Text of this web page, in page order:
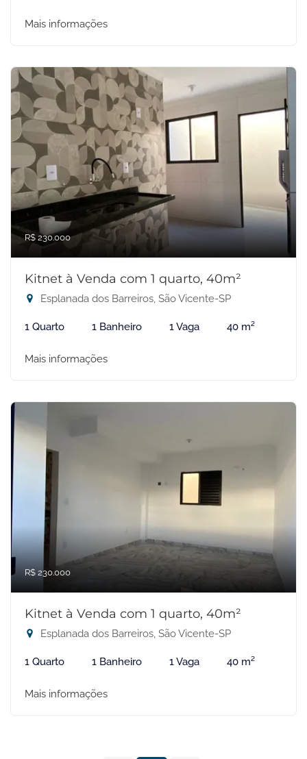
Mais informações
R$ 230.000
Kitnet à Venda com 1 quarto, 40m²
Esplanada dos Barreiros, São Vicente-SP
1 Quarto 1 Banheiro 1 Vaga 40 m²
Mais informações
R$ 230.000
Kitnet à Venda com 1 quarto, 40m²
Esplanada dos Barreiros, São Vicente-SP
1 Quarto 1 Banheiro 1 Vaga 40 m²
Mais informações